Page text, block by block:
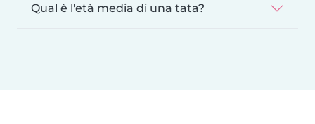
Qual è l'età media di una tata?